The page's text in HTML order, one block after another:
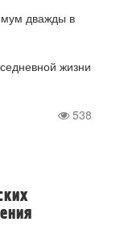
дважды в
жизни
538